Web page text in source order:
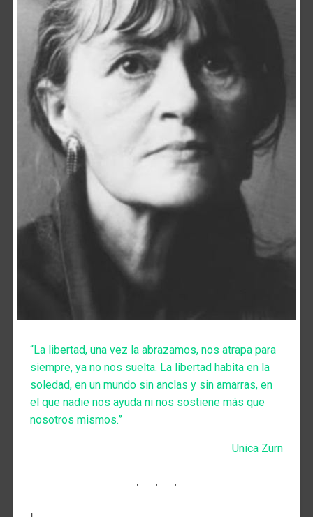
“La libertad, una vez la abrazamos, nos atrapa para
siempre, ya no nos suelta. La libertad habita en la
soledad, en un mundo sin anclas y sin amarras, en
el que nadie nos ayuda ni nos sostiene más que
nosotros mismos.”
Unica Zürn